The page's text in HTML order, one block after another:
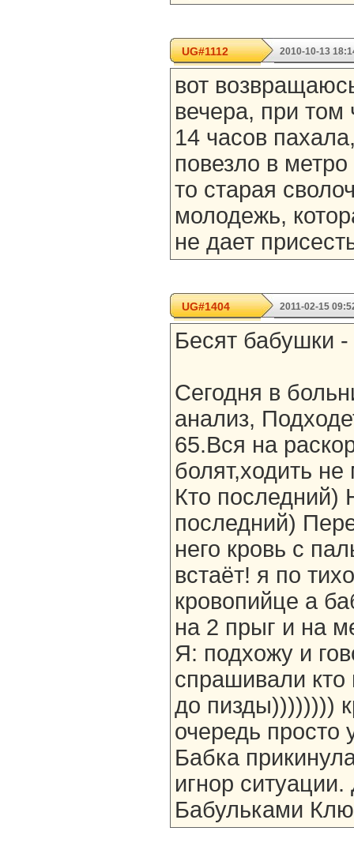
UG#1112 2010-10-13
вот
вечера, при том
14 часов
повезло в метро
то старая
молодежь,
не дает
UG#1404 2011-02-15
Бесят бабушки
Сегодня в
анализ,
65.Вся на
болят,ходить
Кто последний)
последний)
него кровь с
встаёт! я по
кровопийце а
на 2 прыг и на
Я: подхожу и
спрашивали
до пизды))))))))
очередь просто
Бабка
игнор
Бабульками